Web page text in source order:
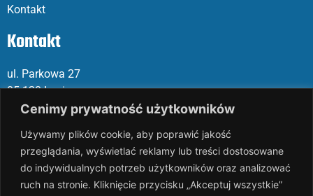
Cenimy prywatność użytkowników
Używamy plików cookie, aby poprawić jakość
przeglądania, wyświetlać reklamy lub treści dostosowane
do indywidualnych potrzeb użytkowników oraz analizować
ruch na stronie. Kliknięcie przycisku „Akceptuj wszystkie”
Kontakt
Kontakt
ul. Parkowa 27
05-120 Legionowo
Telefon: 732 866 667 | 731 46 6 667
KRS 0000289744
NIP 536-183-07-25